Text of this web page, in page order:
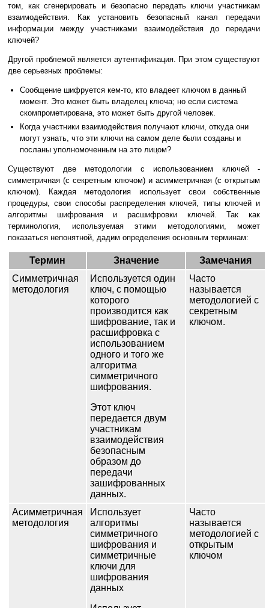
том, как сгенерировать и безопасно передать ключи участникам
взаимодействия. Как установить безопасный канал передачи
информации между участниками взаимодействия до передачи
ключей?
Другой проблемой является аутентификация. При этом существуют
две серьезных проблемы:
Сообщение шифруется кем-то, кто владеет ключом в данный
момент. Это может быть владелец ключа; но если система
скомпрометирована, это может быть другой человек.
Когда участники взаимодействия получают ключи, откуда они
могут узнать, что эти ключи на самом деле были созданы и
посланы уполномоченным на это лицом?
Существуют две методологии с использованием ключей -
симметричная (с секретным ключом) и асимметричная (с открытым
ключом). Каждая методология использует свои собственные
процедуры, свои способы распределения ключей, типы ключей и
алгоритмы шифрования и расшифровки ключей. Так как
терминология, используемая этими методологиями, может
показаться непонятной, дадим определения основным терминам:
Термин Значение
Замечания
Симметричная
методология
Используется один
ключ, с помощью
которого
производится как
шифрование, так и
расшифровка с
использованием
одного и того же
алгоритма
симметричного
шифрования.
Этот ключ
передается двум
участникам
взаимодействия
безопасным
образом до
передачи
зашифрованных
данных.
Часто
называется
методологией с
секретным
ключом.
Асимметричная
методология
Использует
алгоритмы
симметричного
шифрования и
симметричные
ключи для
шифрования
данных
Часто
называется
методологией с
открытым
ключом